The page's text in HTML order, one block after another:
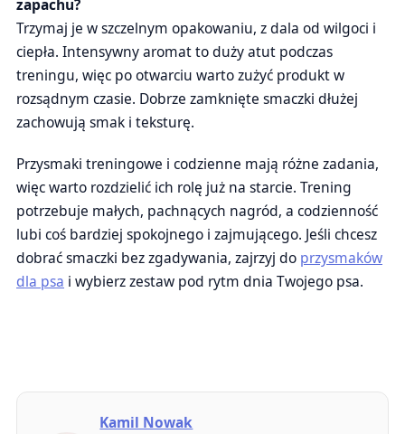
zapachu?
Trzymaj je w szczelnym opakowaniu, z dala od wilgoci i
ciepła. Intensywny aromat to duży atut podczas
treningu, więc po otwarciu warto zużyć produkt w
rozsądnym czasie. Dobrze zamknięte smaczki dłużej
zachowują smak i teksturę.
Przysmaki treningowe i codzienne mają różne zadania,
więc warto rozdzielić ich rolę już na starcie. Trening
potrzebuje małych, pachnących nagród, a codzienność
lubi coś bardziej spokojnego i zajmującego. Jeśli chcesz
dobrać smaczki bez zgadywania, zajrzyj do przysmaków
dla psa i wybierz zestaw pod rytm dnia Twojego psa.
Kamil Nowak